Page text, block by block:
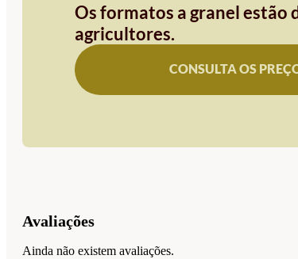
Os formatos a granel estão
agricultores.
CONSULTA OS
Avaliações
Ainda não existem avaliações.